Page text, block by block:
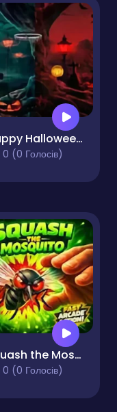
Flappy Halloween Run
0 (0 Голосів)
Squash the Mosquito
0 (0 Голосів)